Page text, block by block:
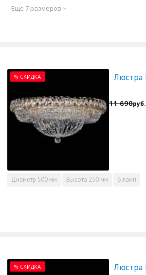
Еще 7 размеров
% СКИДКА
11 690руб.
Диаметр 500 мм Высота 250 мм 6 ламп
% СКИДКА